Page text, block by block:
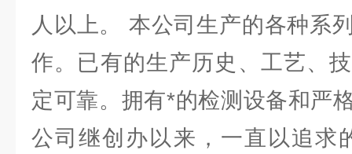
人以上。 本公司生产的各种系
作。已有的生产历史、工艺、
定可靠。拥有*的检测设备和严
公司继创办以来，一直以追求